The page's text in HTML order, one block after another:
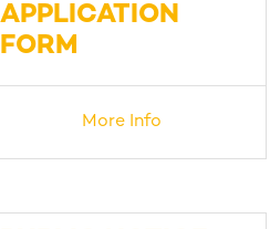
APPLICATION
FORM
More Info